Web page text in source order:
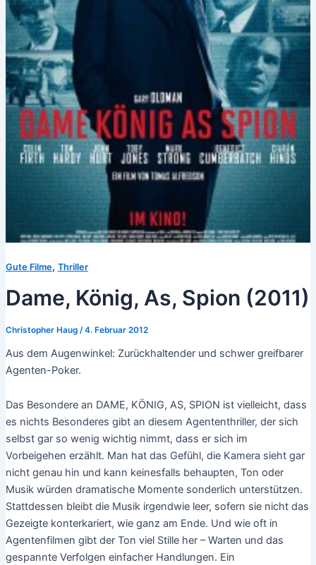
Gute Filme, Thriller
Dame, König, As, Spion (2011)
Christopher Haug /4. Februar 2012
Aus dem Augenwinkel: Zurückhaltender und schwer greifbarer
Agenten-Poker.
Das Besondere an DAME, KÖNIG, AS, SPION ist vielleicht, dass
es nichts Besonderes gibt an diesem Agententhriller, der sich
selbst gar so wenig wichtig nimmt, dass er sich im
Vorbeigehen erzählt. Man hat das Gefühl, die Kamera sieht gar
nicht genau hin und kann keinesfalls behaupten, Ton oder
Musik würden dramatische Momente sonderlich unterstützen.
Stattdessen bleibt die Musik irgendwie leer, sofern sie nicht das
Gezeigte konterkariert, wie ganz am Ende. Und wie oft in
Agentenfilmen gibt der Ton viel Stille her – Warten und das
gespannte Verfolgen einfacher Handlungen. Ein